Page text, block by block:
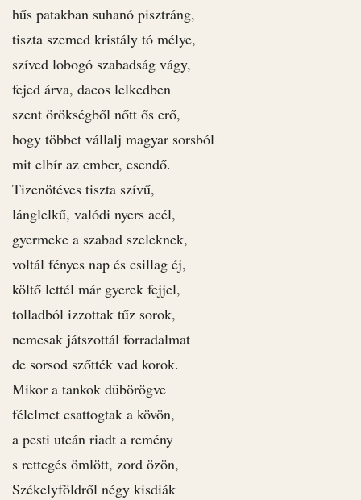
hűs patakban suhanó pisztráng,
tiszta szemed kristály tó mélye,
szíved lobogó szabadság vágy,
fejed árva, dacos lelkedben
szent örökségből nőtt ős erő,
hogy többet vállalj magyar sorsból
mit elbír az ember, esendő.
Tizenötéves tiszta szívű,
lánglelkű, valódi nyers acél,
gyermeke a szabad szeleknek,
voltál fényes nap és csillag éj,
költő lettél már gyerek fejjel,
tolladból izzottak tűz sorok,
nemcsak játszottál forradalmat
de sorsod szőtték vad korok.
Mikor a tankok dübörögve
félelmet csattogtak a kövön,
a pesti utcán riadt a remény
s rettegés ömlött, zord özön,
Székelyföldről négy kisdiák